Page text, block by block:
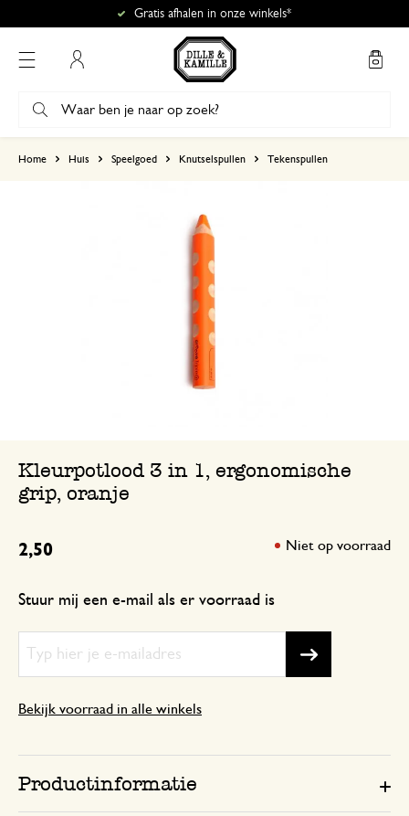
Gratis afhalen in onze winkels*
Home Huis Speelgoed Knutselspullen Tekenspullen
Kleurpotlood 3 in 1, ergonomische
grip, oranje
2,50
Stuur mij een e-mail als er voorraad is
Niet op voorraad
Bekijk voorraad in alle winkels
Productinformatie